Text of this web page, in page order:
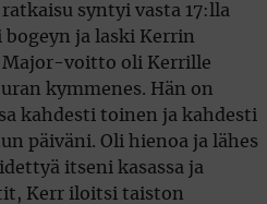
syntyi vasta 17:lla
ja laski Kerrin
Major-voitto oli Kerrille
kymmenes. Hän on
kahdesti toinen ja kahdesti
päiväni. Oli hienoa ja lähes
itseni kasassa ja
Kerr iloitsi taiston